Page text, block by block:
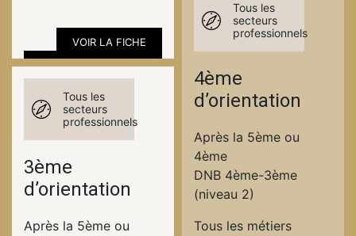
VOIR LA FICHE
Tous les
secteurs
professionnels
3ème
d’orientation
Après la 5ème ou
Tous les
secteurs
professionnels
4ème
d’orientation
Après la 5ème ou
4ème
DNB 4ème-3ème
(niveau 2)
Tous les métiers